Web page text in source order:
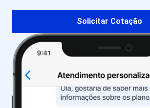
Solicitar Cotação